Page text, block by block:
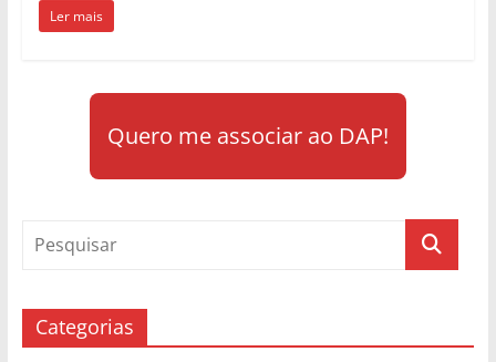
Ler mais
Quero me associar ao DAP!
Categorias